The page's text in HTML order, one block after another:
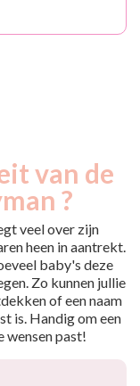
van de
?
veel over zijn
heen in aantrekt.
baby's deze
Zo kunnen jullie
of een naam
is. Handig om een
wensen past!